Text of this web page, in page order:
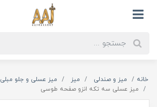
خانه میز و صندلی میز
میز عسلی و جلو مبلی
میز عسلی سه تکه انزو صفحه طوسی